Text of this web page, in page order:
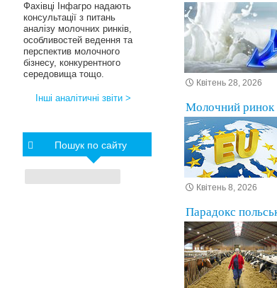
Квітень 28, 2026
Молочний ринок
Квітень 8, 2026
Парадокс
Фахівці Інфагро надають
консультації з питань
аналізу молочних ринків,
особливостей ведення та
перспектив молочного
бізнесу, конкурентного
середовища тощо.
Інші аналітичні звіти >
Пошук по сайту